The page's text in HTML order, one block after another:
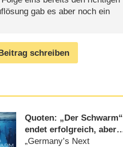
gab es aber noch ein
schreiben
Quoten: „Der Schwarm“
endet erfolgreich, aber
neuer ARD-Krimi klar
„Germany’s Next